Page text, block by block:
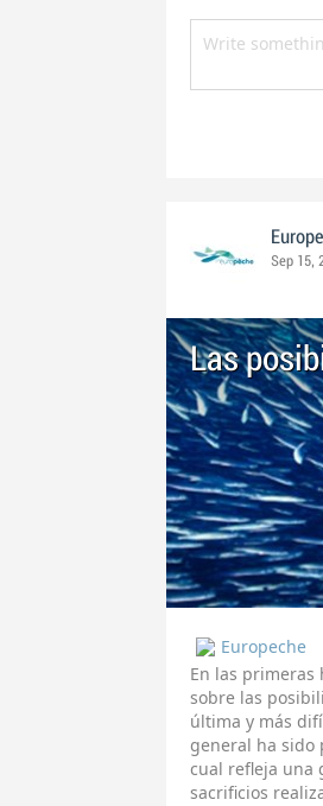
Sep 15,
Las
Europeche
En las primeras
sobre las
última y más
general ha sido
cual refleja una
sacrificios